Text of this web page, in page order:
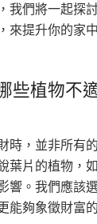
我們將一起探
來提升你的家
些植物不
時，並非所有
葉片的植物，
響。我們應該
能夠象徵財富